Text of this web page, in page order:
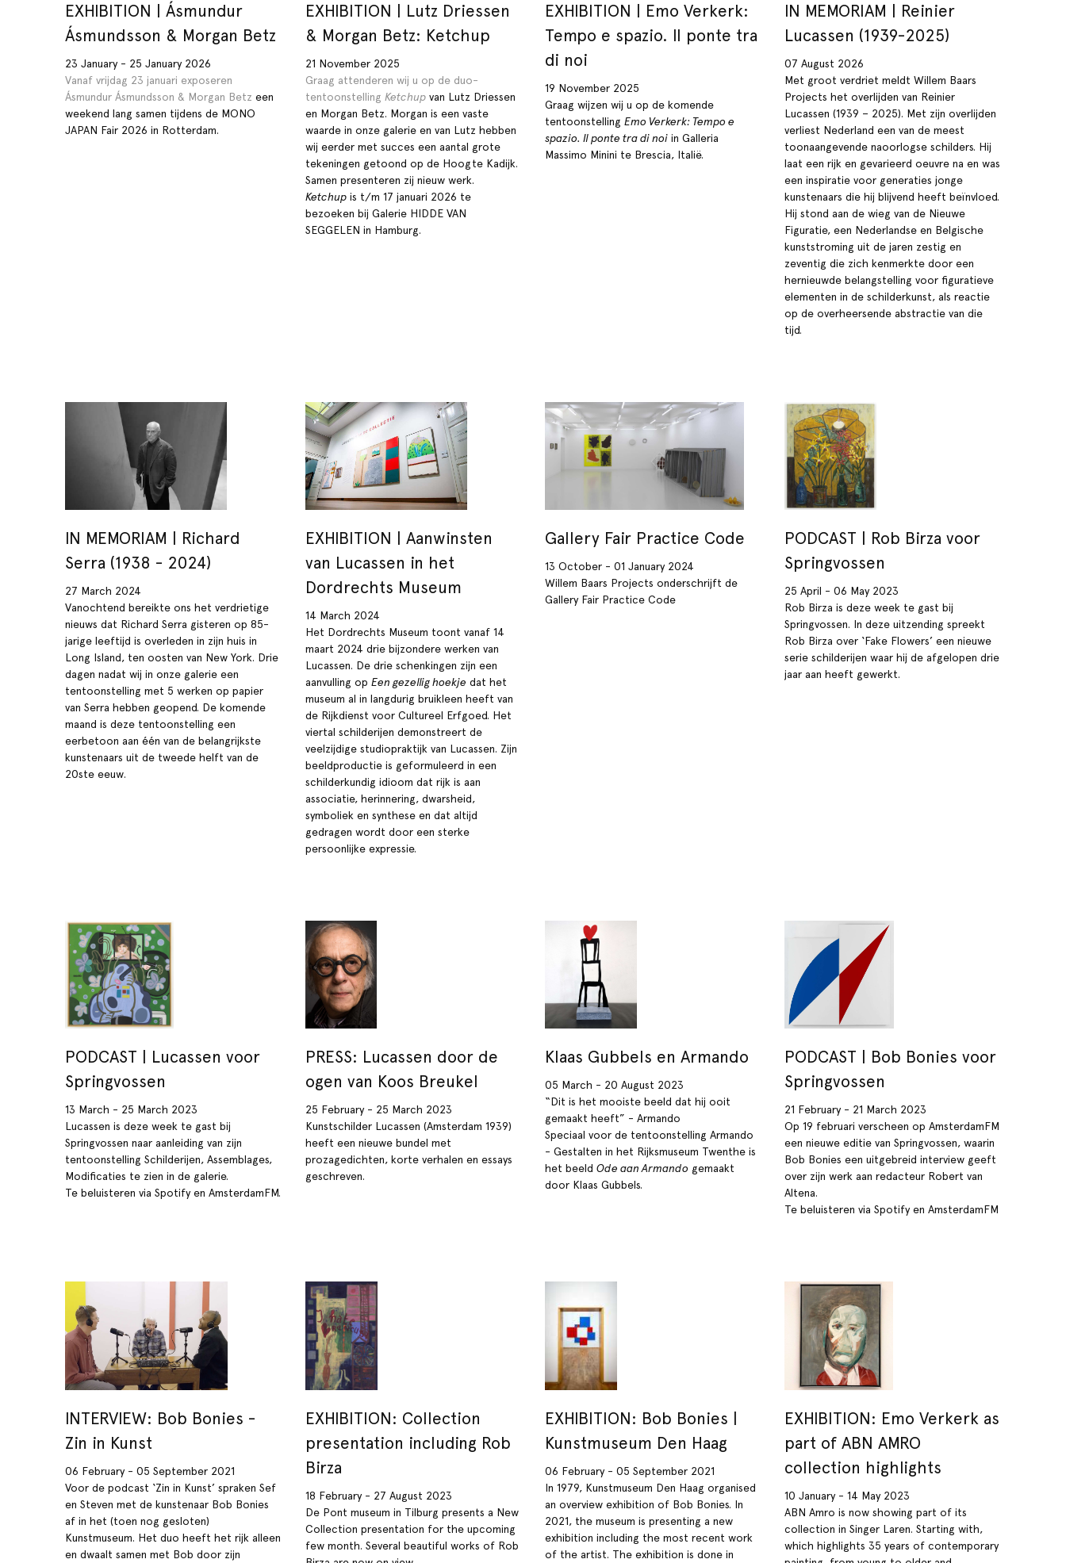
EXHIBITION | Ásmundur
Ásmundsson & Morgan Betz
23 January - 25 January 2026
Vanaf vrijdag 23 januari exposeren
Ásmundur Ásmundsson & Morgan Betz een
weekend lang samen tijdens de MONO
JAPAN Fair 2026 in Rotterdam.
EXHIBITION | Lutz Driessen
& Morgan Betz: Ketchup
21 November 2025
Graag attenderen wij u op de duo-
tentoonstelling Ketchup van Lutz Driessen
en Morgan Betz. Morgan is een vaste
waarde in onze galerie en van Lutz hebben
wij eerder met succes een aantal grote
tekeningen getoond op de Hoogte Kadijk.
Samen presenteren zij nieuw werk.
Ketchupis t/m 17 januari 2026 te
bezoeken bij Galerie HIDDE VAN
SEGGELEN in Hamburg.
EXHIBITION | Emo Verkerk:
Tempo e spazio. Il ponte tra
di noi
19 November 2025
Graag wijzen wij u op de komende
tentoonstelling Emo Verkerk: Tempo e
spazio. Il ponte tra di noi in Galleria
Massimo Minini te Brescia, Italië.
IN MEMORIAM | Reinier
Lucassen (1939-2025)
07 August 2026
Met groot verdriet meldt Willem Baars
Projects het overlijden van Reinier
Lucassen (1939 – 2025). Met zijn overlijden
verliest Nederland een van de meest
toonaangevende naoorlogse schilders. Hij
laat een rijk en gevarieerd oeuvre na en was
een inspiratie voor generaties jonge
kunstenaars die hij blijvend heeft beïnvloed.
Hij stond aan de wieg van de Nieuwe
Figuratie, een Nederlandse en Belgische
kunststroming uit de jaren zestig en
zeventig die zich kenmerkte door een
hernieuwde belangstelling voor figuratieve
elementen in de schilderkunst, als reactie
op de overheersende abstractie van die
tijd.
IN MEMORIAM | Richard
Serra (1938 - 2024)
27 March 2024
Vanochtend bereikte ons het verdrietige
nieuws dat Richard Serra gisteren op 85-
jarige leeftijd is overleden in zijn huis in
Long Island, ten oosten van New York. Drie
dagen nadat wij in onze galerie een
tentoonstelling met 5 werken op papier
van Serra hebben geopend. De komende
maand is deze tentoonstelling een
eerbetoon aan één van de belangrijkste
kunstenaars uit de tweede helft van de
20ste eeuw.
EXHIBITION | Aanwinsten
van Lucassen in het
Dordrechts Museum
14 March 2024
Het Dordrechts Museum toont vanaf 14
maart 2024 drie bijzondere werken van
Lucassen. De drie schenkingen zijn een
aanvulling op Een gezellig hoekje dat het
museum al in langdurig bruikleen heeft van
de Rijkdienst voor Cultureel Erfgoed. Het
viertal schilderijen demonstreert de
veelzijdige studiopraktijk van Lucassen. Zijn
beeldproductie is geformuleerd in een
schilderkundig idioom dat rijk is aan
associatie, herinnering, dwarsheid,
symboliek en synthese en dat altijd
gedragen wordt door een sterke
persoonlijke expressie.
Gallery Fair Practice Code
13 October - 01 January 2024
Willem Baars Projects onderschrijft de
Gallery Fair Practice Code
PODCAST | Rob Birza voor
Springvossen
25 April - 06 May 2023
Rob Birza is deze week te gast bij
Springvossen. In deze uitzending spreekt
Rob Birza over ‘Fake Flowers’ een nieuwe
serie schilderijen waar hij de afgelopen drie
jaar aan heeft gewerkt.
PODCAST | Lucassen voor
Springvossen
13 March - 25 March 2023
Lucassen is deze week te gast bij
Springvossen naar aanleiding van zijn
tentoonstelling Schilderijen, Assemblages,
Modificaties te zien in de galerie.
Te beluisteren via Spotify en AmsterdamFM.
PRESS: Lucassen door de
ogen van Koos Breukel
25 February - 25 March 2023
Kunstschilder Lucassen (Amsterdam 1939)
heeft een nieuwe bundel met
prozagedichten, korte verhalen en essays
geschreven.
Klaas Gubbels en Armando
05 March - 20 August 2023
“Dit is het mooiste beeld dat hij ooit
gemaakt heeft” - Armando
Speciaal voor de tentoonstelling Armando
- Gestalten in het Rijksmuseum Twenthe is
het beeld Ode aan Armando gemaakt
door Klaas Gubbels.
PODCAST | Bob Bonies voor
Springvossen
21 February - 21 March 2023
Op 19 februari verscheen op AmsterdamFM
een nieuwe editie van Springvossen, waarin
Bob Bonies een uitgebreid interview geeft
over zijn werk aan redacteur Robert van
Altena.
Te beluisteren via Spotify en AmsterdamFM
INTERVIEW: Bob Bonies -
Zin in Kunst
06 February - 05 September 2021
Voor de podcast ‘Zin in Kunst’ spraken Sef
en Steven met de kunstenaar Bob Bonies
af in het (toen nog gesloten)
Kunstmuseum. Het duo heeft het rijk alleen
en dwaalt samen met Bob door zijn
EXHIBITION: Collection
presentation including Rob
Birza
18 February - 27 August 2023
De Pont museum in Tilburg presents a New
Collection presentation for the upcoming
few month. Several beautiful works of Rob
EXHIBITION: Bob Bonies |
Kunstmuseum Den Haag
06 February - 05 September 2021
In 1979, Kunstmuseum Den Haag organised
an overview exhibition of Bob Bonies. In
2021, the museum is presenting a new
exhibition including the most recent work
of the artist. The exhibition is done in
EXHIBITION: Emo Verkerk as
part of ABN AMRO
collection highlights
10 January - 14 May 2023
ABN Amro is now showing part of its
collection in Singer Laren. Starting with,
which highlights 35 years of contemporary